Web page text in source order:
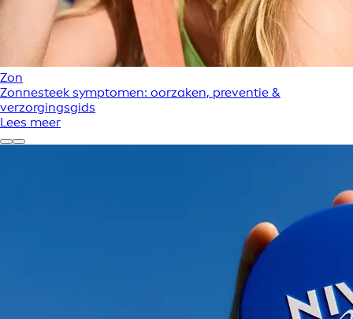
Zon
Zonnesteek symptomen: oorzaken, preventie &
verzorgingsgids
Lees meer